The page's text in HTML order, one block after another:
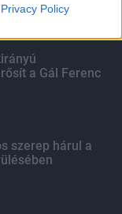
Privacy Policy
a Gál Ferenc
szerep hárul a